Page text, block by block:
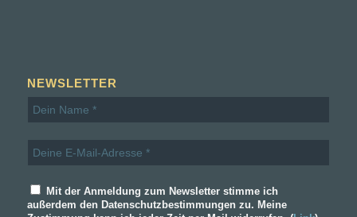
NEWSLETTER
Mit der Anmeldung zum Newsletter stimme ich
außerdem den Datenschutzbestimmungen zu. Meine